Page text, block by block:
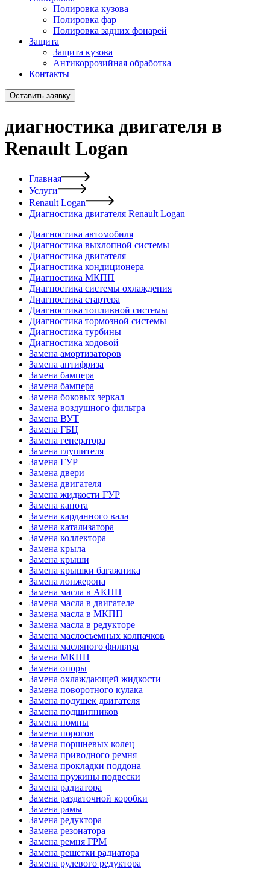
Полировка кузова
Полировка фар
Полировка задних фонарей
Защита
Защита кузова
Антикоррозийная обработка
Контакты
Оставить заявку
диагностика двигателя в
Renault Logan
Главная
Услуги
Renault Logan
Диагностика двигателя Renault Logan
Диагностика автомобиля
Диагностика выхлопной системы
Диагностика двигателя
Диагностика кондиционера
Диагностика МКПП
Диагностика системы охлаждения
Диагностика стартера
Диагностика топливной системы
Диагностика тормозной системы
Диагностика турбины
Диагностика ходовой
Замена амортизаторов
Замена антифриза
Замена бампера
Замена бампера
Замена боковых зеркал
Замена воздушного фильтра
Замена ВУТ
Замена ГБЦ
Замена генератора
Замена глушителя
Замена ГУР
Замена двери
Замена двигателя
Замена жидкости ГУР
Замена капота
Замена карданного вала
Замена катализатора
Замена коллектора
Замена крыла
Замена крыши
Замена крышки багажника
Замена лонжерона
Замена масла в АКПП
Замена масла в двигателе
Замена масла в МКПП
Замена масла в редукторе
Замена маслосъемных колпачков
Замена масляного фильтра
Замена МКПП
Замена опоры
Замена охлаждающей жидкости
Замена поворотного кулака
Замена подушек двигателя
Замена подшипников
Замена помпы
Замена порогов
Замена поршневых колец
Замена приводного ремня
Замена прокладки поддона
Замена пружины подвески
Замена радиатора
Замена раздаточной коробки
Замена рамы
Замена редуктора
Замена резонатора
Замена ремня ГРМ
Замена решетки радиатора
Замена рулевого редуктора